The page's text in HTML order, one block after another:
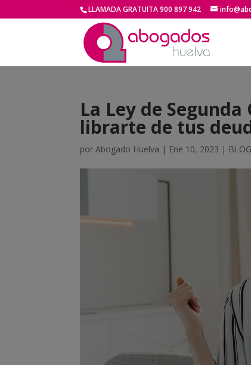
LLAMADA GRATUITA 900 897 942
La Ley de
librarte de tus
porAbogado Huelva | Ene 10, 2023 | BLOG